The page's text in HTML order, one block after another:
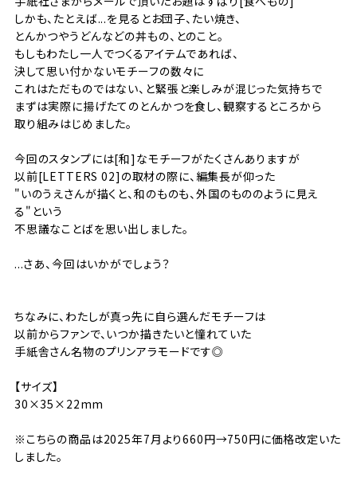
しかも、たとえば...を見るとお団子、たい焼き、
とんかつやうどんなどの丼もの、とのこと。
もしもわたし一人でつくるアイテムであれば、
決して思い付かないモチーフの数々に
これはただものではない、と緊張と楽しみが混じった気持ちで
まずは実際に揚げたてのとんかつを食し、観察するところから
取り組みはじめました。
今回のスタンプには[和]なモチーフがたくさんありますが
以前[LETTERS 02]の取材の際に、編集長が仰った
"いのうえさんが描くと、和のものも、外国のもののように見え
る"という
不思議なことばを思い出しました。
...さあ、今回はいかがでしょう？
ちなみに、わたしが真っ先に自ら選んだモチーフは
以前からファンで、いつか描きたいと憧れていた
手紙舎さん名物のプリンアラモードです◎
【サイズ】
30×35×22mm
※こちらの商品は2025年7月より660円→750円に価格改定いた
しました。